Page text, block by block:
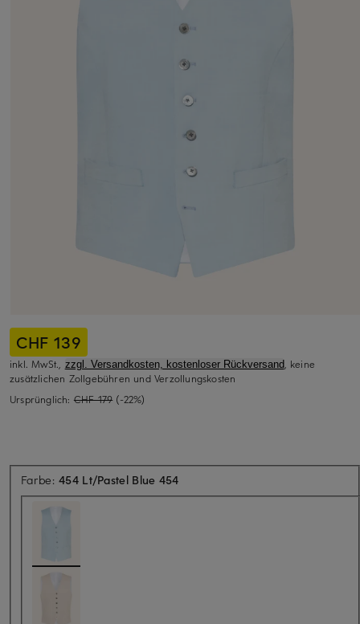
CHF 139
inkl. MwSt., zzgl. Versandkosten, kostenloser Rückversand, keine
zusätzlichen Zollgebühren und Verzollungskosten
Ursprünglich: CHF 179 (-22%)
Farbe:454 Lt/Pastel Blue 454